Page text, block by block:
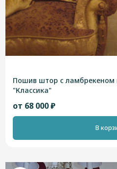
Пошив штор с ламбрекеном
"Классика"
от 68 000 ₽
В